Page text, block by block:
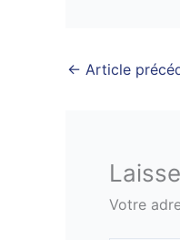
← Article
Votre